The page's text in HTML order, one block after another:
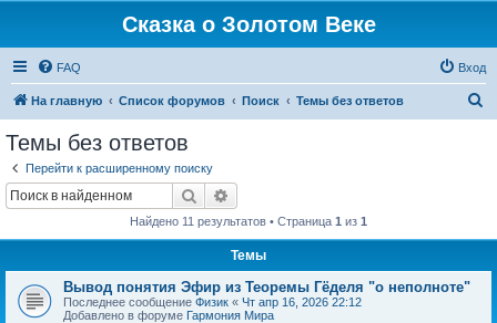
Сказка о Золотом Веке
FAQ Вход
На главную Список форумов Поиск Темы без ответов
Темы без ответов
Перейти к расширенному поиску
Поиск
Найдено 11 результатов • Страница 1 из 1
Темы
Вывод понятия Эфир из Теоремы Гёделя "о неполноте"
Последнее сообщение Физик « Чт апр 16, 2026 22:12
Добавлено в форуме Гармония Мира